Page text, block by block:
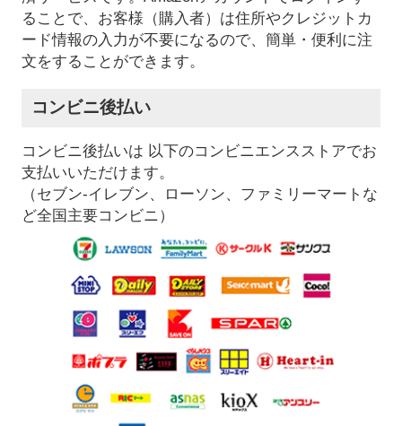
ることで、お客様（購入者）は住所やクレジットカ
ード情報の入力が不要になるので、簡単・便利に注
文をすることができます。
コンビニ後払い
コンビニ後払いは 以下のコンビニエンスストアでお
支払いいただけます。
（セブン-イレブン、ローソン、ファミリーマートな
ど全国主要コンビニ）